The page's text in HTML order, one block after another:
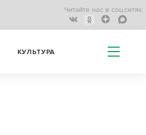
Читайте нас в соц.сетях:
КУЛЬТУРА